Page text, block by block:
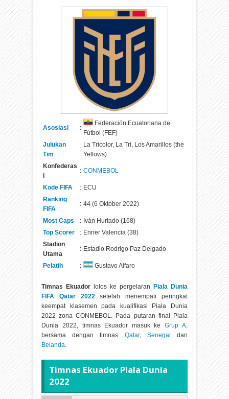
Asosiasi :
Federación Ecuatoriana de
Fútbol (FEF)
Julukan
Tim
:
La Tricolor, La Tri, Los Amarillos (the
Yellows)
Konfederas
i
: CONMEBOL
Kode FIFA : ECU
Ranking
FIFA
: 44 (6 Oktober 2022)
Most Caps : Iván Hurtado (168)
Top Scorer
: Enner Valencia (38)
Stadion
Utama
: Estadio Rodrigo Paz Delgado
Pelatih : Gustavo Alfaro
Timnas Ekuador lolos ke pergelaran
Piala Dunia
FIFA Qatar 2022setelah menempati peringkat
keempat klasemen pada kualifikasi Piala Dunia
2022 zona CONMEBOL. Pada putaran final Piala
Dunia 2022, timnas Ekuador masuk keGrup A,
bersama dengan timnas Qatar, Senegal
dan
Belanda.
Timnas Ekuador Piala Dunia
2022